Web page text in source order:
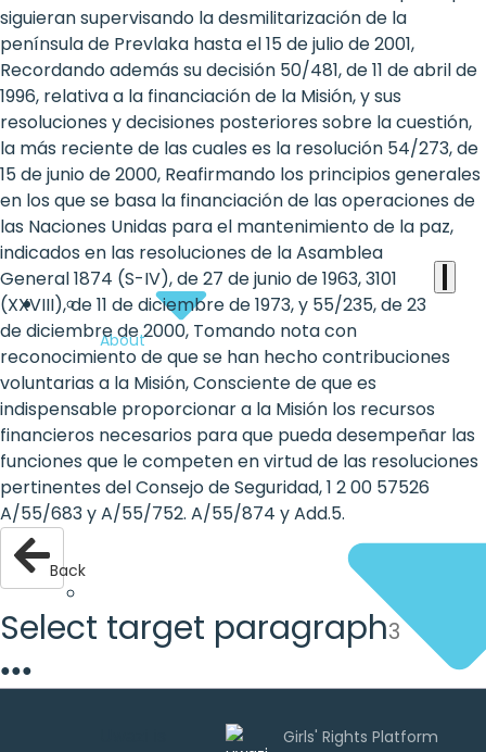
the
heart
of
the
international
agenda
About
siguieran supervisando la desmilitarización de la
península de Prevlaka hasta el 15 de julio de 2001,
Recordando además su decisión 50/481, de 11 de abril de
1996, relativa a la financiación de la Misión, y sus
resoluciones y decisiones posteriores sobre la cuestión,
la más reciente de las cuales es la resolución 54/273, de
15 de junio de 2000, Reafirmando los principios generales
en los que se basa la financiación de las operaciones de
las Naciones Unidas para el mantenimiento de la paz,
indicados en las resoluciones de la Asamblea
General 1874 (S-IV), de 27 de junio de 1963, 3101
(XXVIII), de 11 de diciembre de 1973, y 55/235, de 23
de diciembre de 2000, Tomando nota con
reconocimiento de que se han hecho contribuciones
voluntarias a la Misión, Consciente de que es
indispensable proporcionar a la Misión los recursos
financieros necesarios para que pueda desempeñar las
funciones que le competen en virtud de las resoluciones
pertinentes del Consejo de Seguridad, 1 2 00 57526
A/55/683 y A/55/752. A/55/874 y Add.5.
Back
Select target paragraph3
●●●